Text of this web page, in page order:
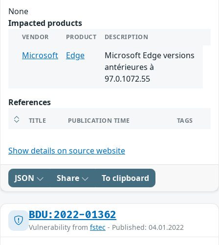
None
Impacted products
VENDOR PRODUCT DESCRIPTION
Microsoft Edge
Microsoft Edge versions
antérieures à
97.0.1072.55
References
TITLE PUBLICATION TIME TAGS
Show details on source website
JSON Share To clipboard
BDU:2022-01362
Vulnerability from fstec - Published: 04.01.2022